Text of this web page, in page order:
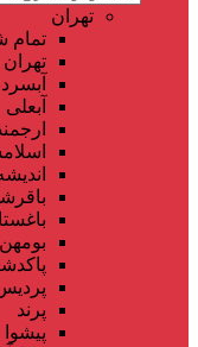
تهران
تمام
تهران
آبسرد
آبعلی
بومهن
پرند
پیشوا